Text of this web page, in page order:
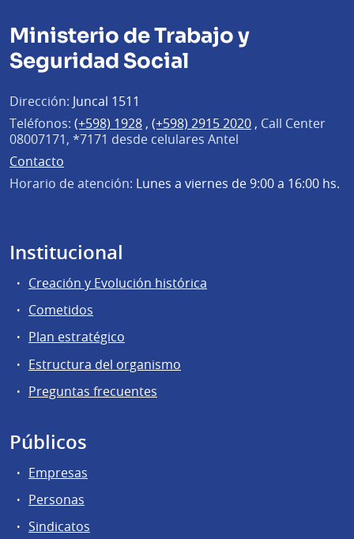
Ministerio de Trabajo y
Seguridad Social
Dirección: Juncal 1511
Teléfonos: (+598) 1928 , (+598) 2915 2020 , Call Center
08007171, *7171 desde celulares Antel
Contacto
Horario de atención: Lunes a viernes de 9:00 a 16:00 hs.
Institucional
Creación y Evolución histórica
Cometidos
Plan estratégico
Estructura del organismo
Preguntas frecuentes
Públicos
Empresas
Personas
Sindicatos